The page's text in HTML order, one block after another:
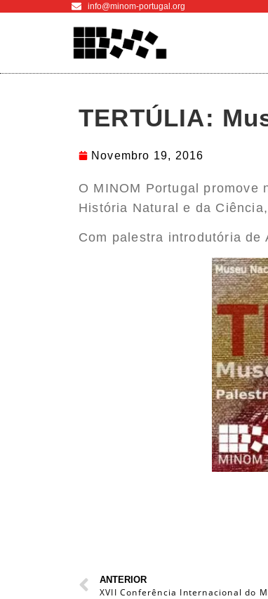
info@minom-portugal.org
TERTÚLIA:
Novembro 19, 2016
O MINOM Portugal promove
História Natural e da
Com palestra introdutória de
ANTERIOR
XVII Conferência Internacional do